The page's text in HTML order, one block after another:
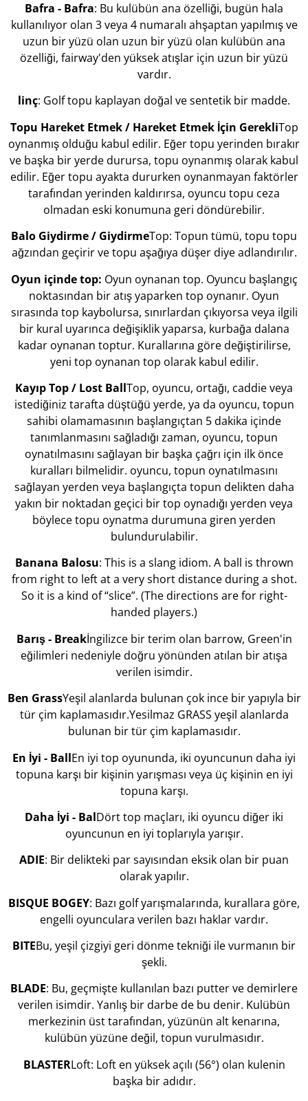
Bafra - Bafra: Bu kulübün ana özelliği, bugün hala
kullanılıyor olan 3 veya 4 numaralı ahşaptan yapılmış ve
uzun bir yüzü olan uzun bir yüzü olan kulübün ana
özelliği, fairway'den yüksek atışlar için uzun bir yüzü
vardır.
linç: Golf topu kaplayan doğal ve sentetik bir madde.
Topu Hareket Etmek / Hareket Etmek İçin GerekliTop
oynanmış olduğu kabul edilir. Eğer topu yerinden bırakır
ve başka bir yerde durursa, topu oynanmış olarak kabul
edilir. Eğer topu ayakta dururken oynanmayan faktörler
tarafından yerinden kaldırırsa, oyuncu topu ceza
olmadan eski konumuna geri döndürebilir.
Balo Giydirme / GiydirmeTop: Topun tümü, topu topu
ağzından geçirir ve topu aşağıya düşer diye adlandırılır.
Oyun içinde top: Oyun oynanan top. Oyuncu başlangıç
noktasından bir atış yaparken top oynanır. Oyun
sırasında top kaybolursa, sınırlardan çıkıyorsa veya ilgili
bir kural uyarınca değişiklik yaparsa, kurbağa dalana
kadar oynanan toptur. Kurallarına göre değiştirilirse,
yeni top oynanan top olarak kabul edilir.
Kayıp Top / Lost BallTop, oyuncu, ortağı, caddie veya
istediğiniz tarafta düştüğü yerde, ya da oyuncu, topun
sahibi olamamasının başlangıçtan 5 dakika içinde
tanımlanmasını sağladığı zaman, oyuncu, topun
oynatılmasını sağlayan bir başka çağrı için ilk önce
kuralları bilmelidir. oyuncu, topun oynatılmasını
sağlayan yerden veya başlangıçta topun delikten daha
yakın bir noktadan geçici bir top oynadığı yerden veya
böylece topu oynatma durumuna giren yerden
bulundurulabilir.
Banana Balosu: This is a slang idiom. A ball is thrown
from right to left at a very short distance during a shot.
So it is a kind of “slice”. (The directions are for right-
handed players.)
Barış - Breakİngilizce bir terim olan barrow, Green'in
eğilimleri nedeniyle doğru yönünden atılan bir atışa
verilen isimdir.
Ben GrassYeşil alanlarda bulunan çok ince bir yapıyla bir
tür çim kaplamasıdır.Yesilmaz GRASS yeşil alanlarda
bulunan bir tür çim kaplamasıdır.
En İyi - BallEn iyi top oyununda, iki oyuncunun daha iyi
topuna karşı bir kişinin yarışması veya üç kişinin en iyi
topuna karşı.
Daha İyi - BalDört top maçları, iki oyuncu diğer iki
oyuncunun en iyi toplarıyla yarışır.
ADIE: Bir delikteki par sayısından eksik olan bir puan
olarak yapılır.
BISQUE BOGEY: Bazı golf yarışmalarında, kurallara göre,
engelli oyunculara verilen bazı haklar vardır.
BITEBu, yeşil çizgiyi geri dönme tekniği ile vurmanın bir
şekli.
BLADE: Bu, geçmişte kullanılan bazı putter ve demirlere
verilen isimdir. Yanlış bir darbe de bu denir. Kulübün
merkezinin üst tarafından, yüzünün alt kenarına,
kulübün yüzüne değil, topun vurulmasıdır.
BLASTERLoft: Loft en yüksek açılı (56°) olan kulenin
başka bir adıdır.